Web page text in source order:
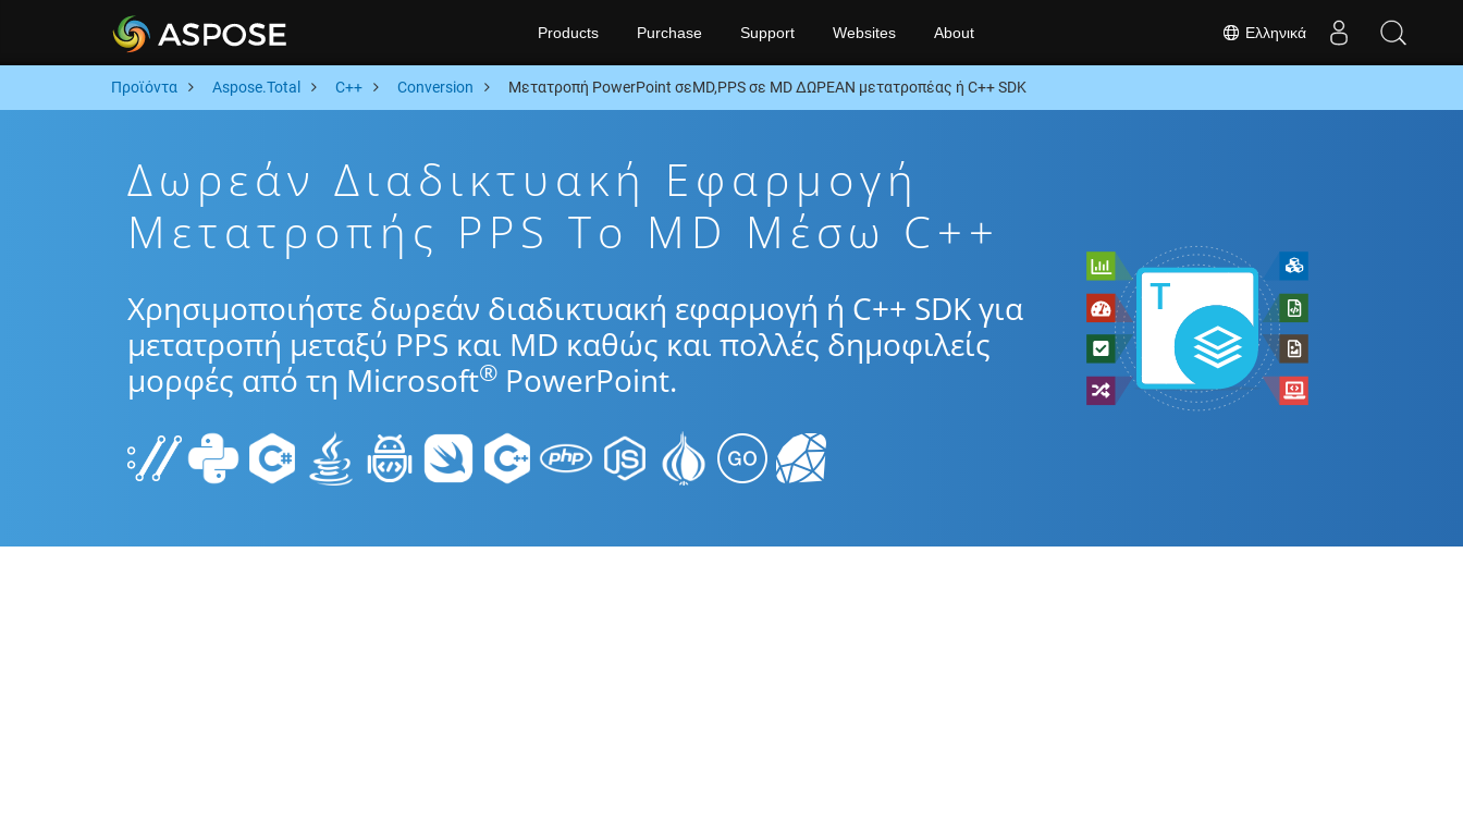
Ελληνικά
Products Purchase Support Websites About
Προϊόντα Aspose.Total C++ Conversion Μετατροπή PowerPoint σεMD,PPS σε MD ΔΩΡΕΑΝ μετατροπέας ή C++ SDK
Δωρεάν Διαδικτυακή Εφαρμογή
Μετατροπής PPS To MD Μέσω C++
Χρησιμοποιήστε δωρεάν διαδικτυακή εφαρμογή ή C++ SDK για
μετατροπή μεταξύ PPS και MD καθώς και πολλές δημοφιλείς
μορφές από τη Microsoft® PowerPoint.